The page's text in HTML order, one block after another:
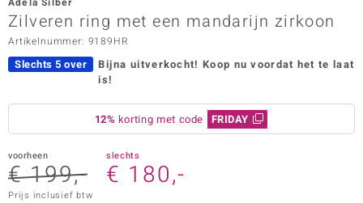
Vogue
in Italy
Paraíso
Zilveren ring met een mandarijn zirkoon
Artikelnummer: 9189HR
Slechts 5 over Bijna uitverkocht! Koop nu voordat het te laat
is!
12% korting met code FRIDAY
voorheen
€ 199,-
slechts
€ 180,-
Prijs inclusief btw